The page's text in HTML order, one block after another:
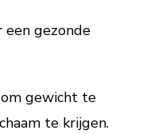
een gezonde
gewicht te
te krijgen.